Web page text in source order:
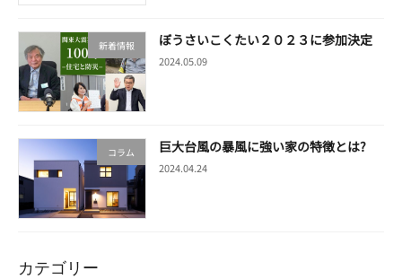
新着情報 ぼうさいこくたい２０２３に参加決定
2024.05.09
コラム 巨大台風の暴風に強い家の特徴とは?
2024.04.24
カテゴリー